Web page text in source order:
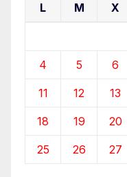
L M X
4 5 6
11 12 13
18 19 20
25 26 27